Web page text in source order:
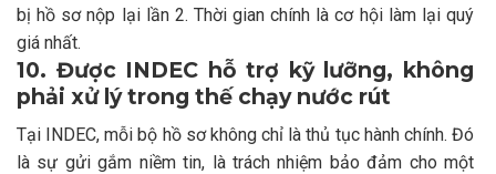
bị hồ sơ nộp lại lần 2. Thời gian chính là cơ hội làm lại quý
giá nhất.
10. Được INDEC hỗ trợ kỹ lưỡng, không
phải xử lý trong thế chạy nước rút
Tại INDEC, mỗi bộ hồ sơ không chỉ là thủ tục hành chính. Đó
là sự gửi gắm niềm tin, là trách nhiệm bảo đảm cho một